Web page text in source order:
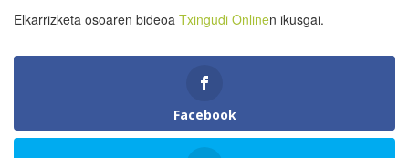
Elkarrizketa osoaren bideoa Txingudi Onlinen ikusgai.
Facebook